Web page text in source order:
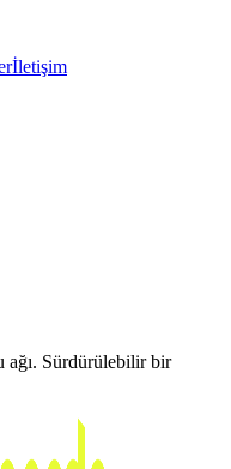
İletişim
ağı. Sürdürülebilir bir